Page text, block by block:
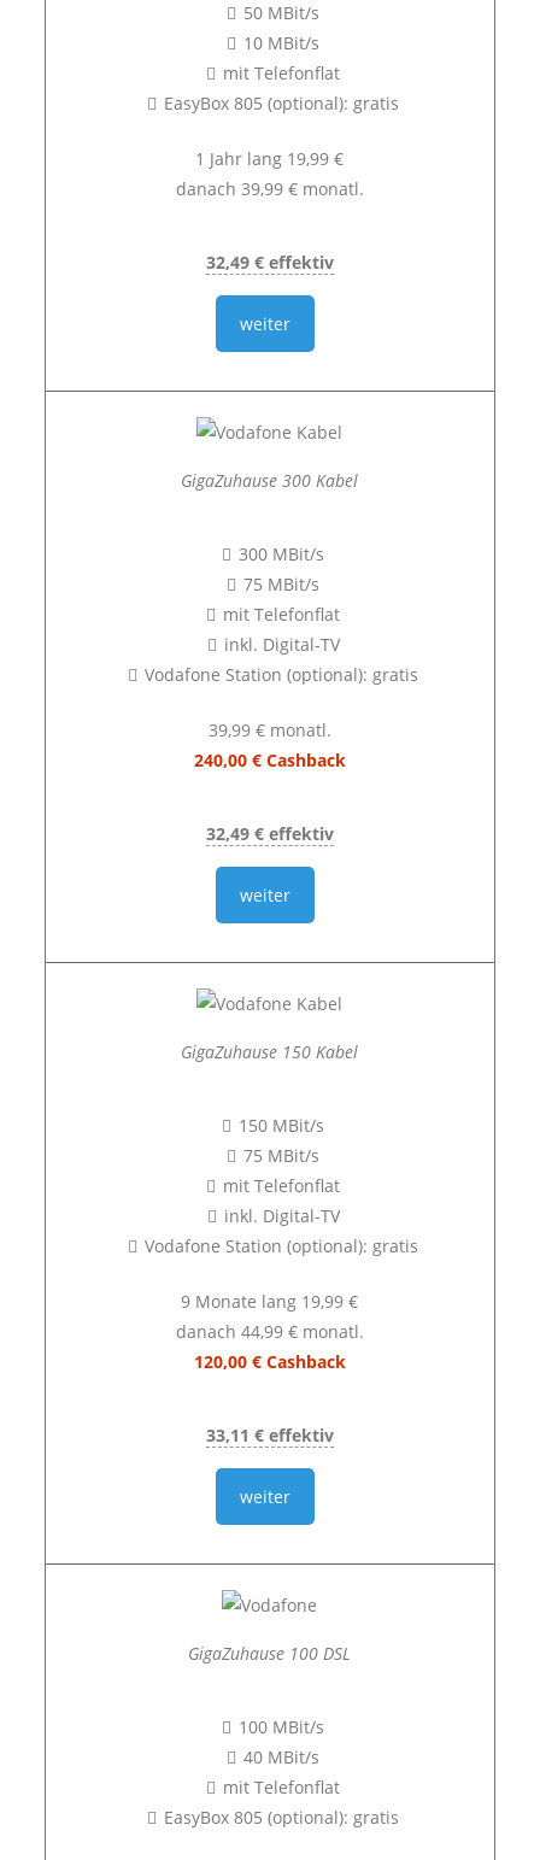
50 MBit/s
10 MBit/s
mit Telefonflat
EasyBox 805 (optional): gratis
1 Jahr lang 19,99 €
danach 39,99 € monatl.
32,49 € effektiv
weiter
GigaZuhause 300 Kabel
300 MBit/s
75 MBit/s
mit Telefonflat
inkl. Digital-TV
Vodafone Station (optional): gratis
39,99 € monatl.
240,00 € Cashback
32,49 € effektiv
weiter
GigaZuhause 150 Kabel
150 MBit/s
75 MBit/s
mit Telefonflat
inkl. Digital-TV
Vodafone Station (optional): gratis
9 Monate lang 19,99 €
danach 44,99 € monatl.
120,00 € Cashback
33,11 € effektiv
weiter
GigaZuhause 100 DSL
100 MBit/s
40 MBit/s
mit Telefonflat
EasyBox 805 (optional): gratis